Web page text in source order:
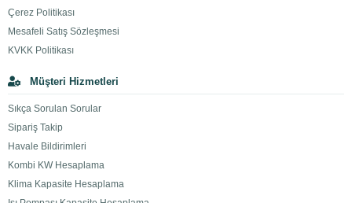
Çerez Politikası
Mesafeli Satış Sözleşmesi
KVKK Politikası
Müşteri Hizmetleri
Sıkça Sorulan Sorular
Sipariş Takip
Havale Bildirimleri
Kombi KW Hesaplama
Klima Kapasite Hesaplama